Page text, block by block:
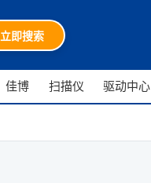
立即搜索
佳博 扫描仪 驱动中心